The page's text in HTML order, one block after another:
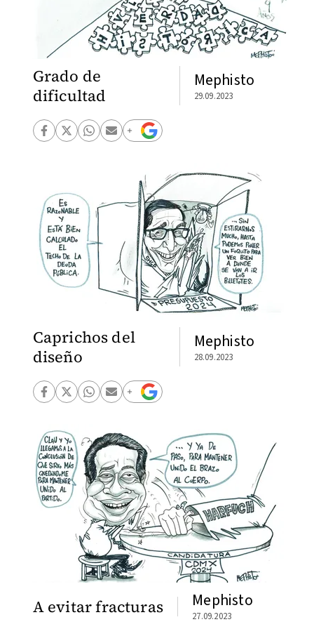
Grado de
dificultad
Mephisto
29.09.2023
Caprichos del
diseño
Mephisto
28.09.2023
A evitar fracturas Mephisto
27.09.2023